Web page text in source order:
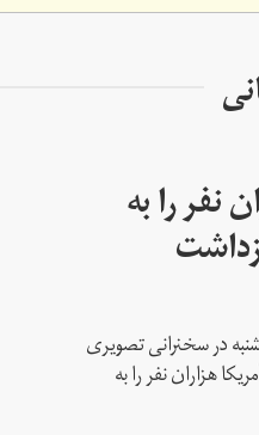
نفر را به
در سخنرانی تصویری
هزاران نفر را به